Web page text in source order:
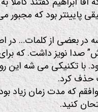
پایینتر بود که مجبور
در بعضی از کلمات… در
صدا نویز داشت. که
با تکنیکی می شه این
حذف کرد.
کنید.